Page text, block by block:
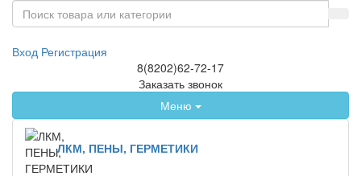
Вход Регистрация
8(8202)62-72-17
Заказать звонок
Меню
ЛКМ, ПЕНЫ, ГЕРМЕТИКИ